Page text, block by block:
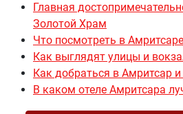
Главная
Золотой Храм
Что посмотреть в Амритсаре
Как выглядят улицы и
Как добраться в Амритсар
В каком отеле Амритсара